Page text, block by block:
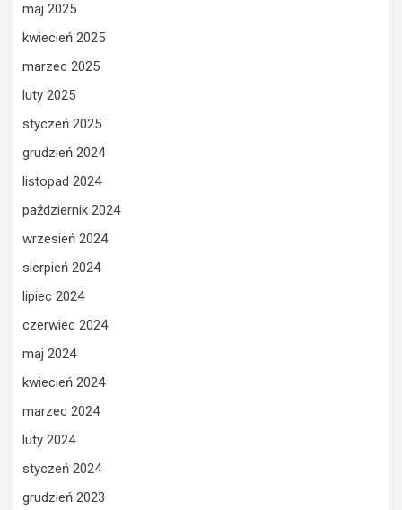
maj 2025
kwiecień 2025
marzec 2025
luty 2025
styczeń 2025
grudzień 2024
listopad 2024
październik 2024
wrzesień 2024
sierpień 2024
lipiec 2024
czerwiec 2024
maj 2024
kwiecień 2024
marzec 2024
luty 2024
styczeń 2024
grudzień 2023